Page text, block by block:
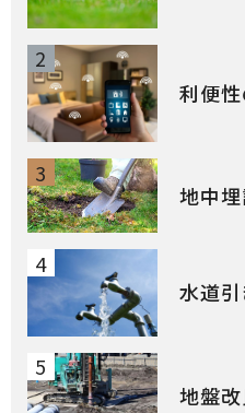
2
利便
3
地中
4
水道
5
地盤